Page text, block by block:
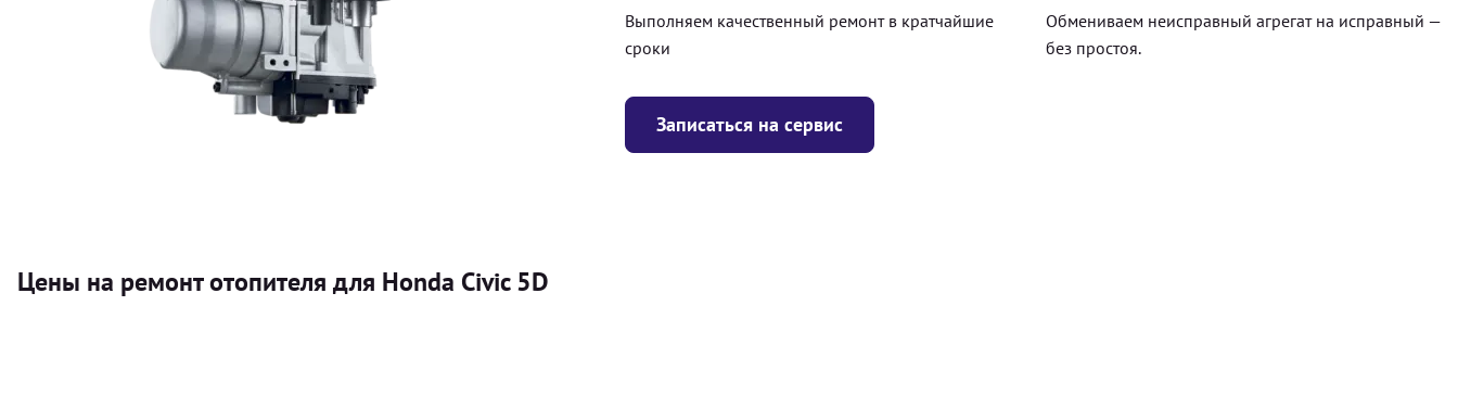
Записаться на сервис
Выполняем качественный ремонт в кратчайшие
сроки
Обмениваем неисправный агрегат на исправный —
без простоя.
Цены на ремонт отопителя для Honda Civic 5D